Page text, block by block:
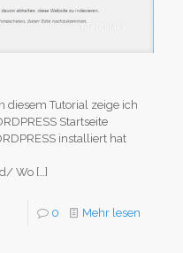
diesem Tutorial zeige ich
Startseite
installiert hat
Wo […]
0 Mehr lesen